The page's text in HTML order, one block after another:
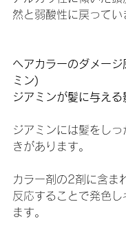
然と弱酸性に戻ってい
ヘアカラーのダメー
ミン)
ジアミンが髪に与える
ジアミンには髪をし
きがあります。
カラー剤の2剤に含ま
反応することで発色し
ます。